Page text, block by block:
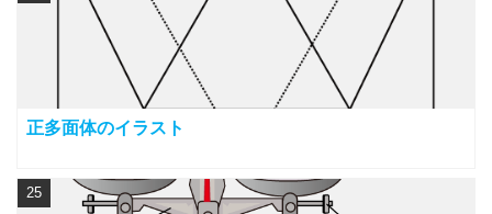
正多面体のイラスト
25